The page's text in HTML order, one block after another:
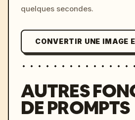
quelques secondes.
CONVERTIR UNE IMAGE
AUTRES
DE PROMPTS